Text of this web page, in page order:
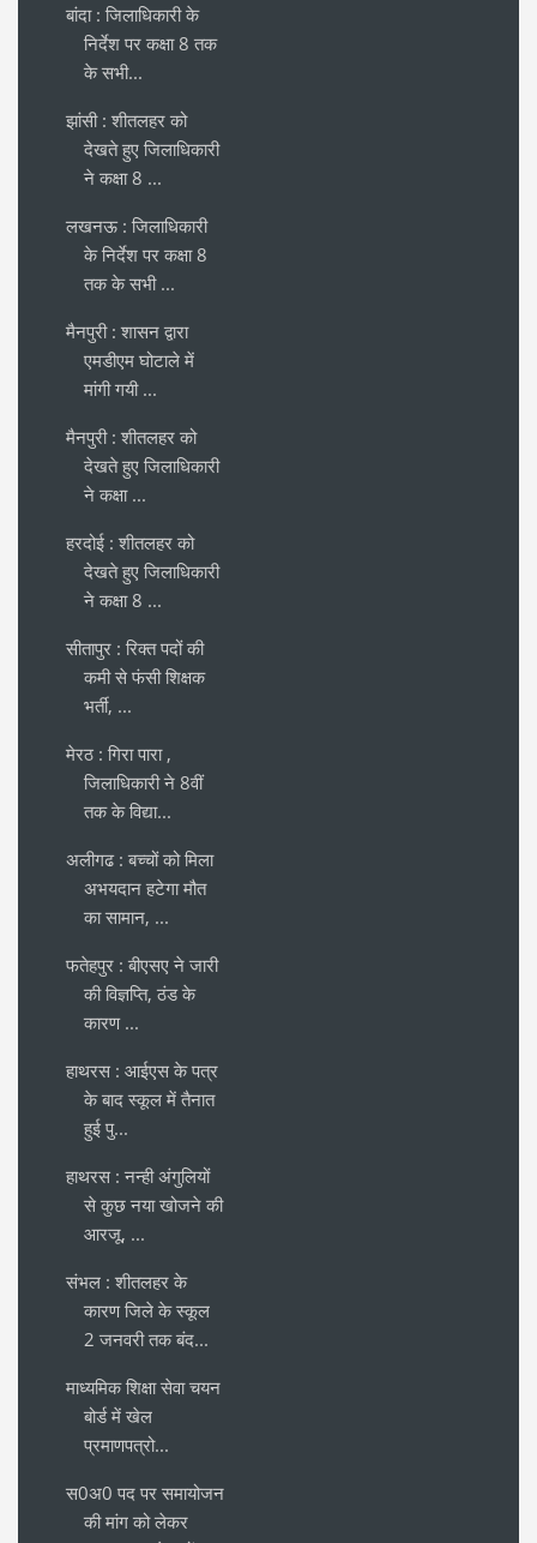
बांदा : जिलाधिकारी के
निर्देश पर कक्षा 8 तक
के सभी...
झांसी : शीतलहर को
देखते हुए जिलाधिकारी
ने कक्षा 8 ...
लखनऊ : जिलाधिकारी
के निर्देश पर कक्षा 8
तक के सभी ...
मैनपुरी : शासन द्वारा
एमडीएम घोटाले में
मांगी गयी ...
मैनपुरी : शीतलहर को
देखते हुए जिलाधिकारी
ने कक्षा ...
हरदोई : शीतलहर को
देखते हुए जिलाधिकारी
ने कक्षा 8 ...
सीतापुर : रिक्त पदों की
कमी से फंसी शिक्षक
भर्ती, ...
मेरठ : गिरा पारा ,
जिलाधिकारी ने 8वीं
तक के विद्या...
अलीगढ : बच्चों को मिला
अभयदान हटेगा मौत
का सामान, ...
फतेहपुर : बीएसए ने जारी
की विज्ञप्ति, ठंड के
कारण ...
हाथरस : आईएस के पत्र
के बाद स्कूल में तैनात
हुई पु...
हाथरस : नन्ही अंगुलियों
से कुछ नया खोजने की
आरजू, ...
संभल : शीतलहर के
कारण जिले के स्कूल
2 जनवरी तक बंद...
माध्यमिक शिक्षा सेवा चयन
बोर्ड में खेल
प्रमाणपत्रो...
स0अ0 पद पर समायोजन
की मांग को लेकर